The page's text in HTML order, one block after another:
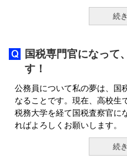
続
国税専門官になって
す！
公務員について私の夢は、国
なることです。現在、高校生
税務大学を経て国税査察官に
ればよろしくお願いします。
続